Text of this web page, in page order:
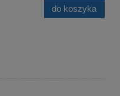
do koszyka